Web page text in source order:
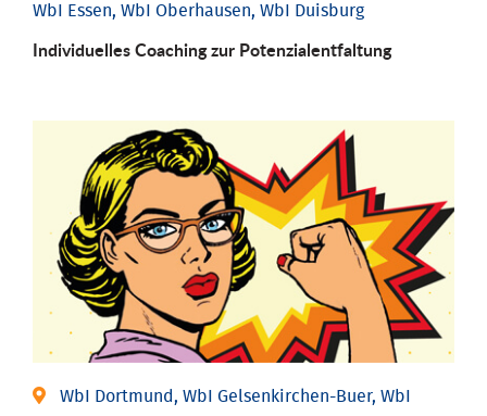
WbI Essen, WbI Oberhausen, WbI Duisburg
Individuelles Coaching zur Potenzialentfaltung
WbI Dortmund, WbI Gelsenkirchen-Buer, WbI